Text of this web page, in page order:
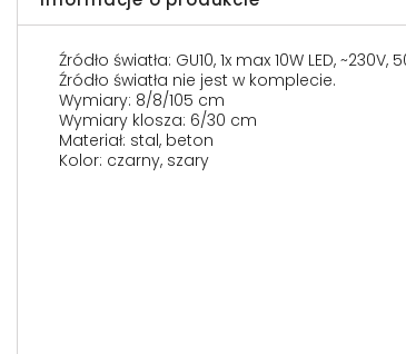
Źródło światła: GU10, 1x max 10W LED,
Źródło światła nie jest w komplecie.
Wymiary: 8/8/105 cm
Wymiary klosza: 6/30 cm
Materiał: stal, beton
Kolor: czarny, szary